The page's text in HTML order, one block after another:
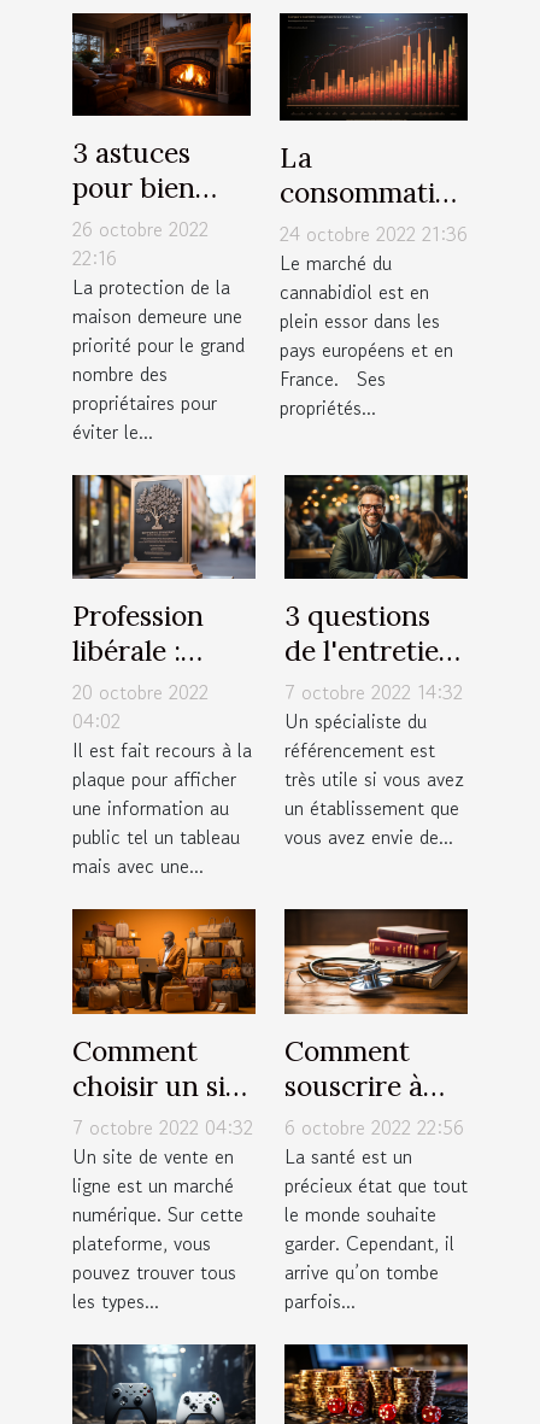
3 astuces
pour bien
protéger
votre maison
26 octobre 2022
22:16
La protection de la
maison demeure une
priorité pour le grand
nombre des
propriétaires pour
éviter le...
La
consommation
de CBD Full
Spectrum
24 octobre 2022 21:36
Le marché du
cannabidiol est en
plein essor dans les
pays européens et en
France. Ses
propriétés...
Profession
libérale :
Afficher une
plaque
expressive!
20 octobre 2022
04:02
Il est fait recours à la
plaque pour afficher
une information au
public tel un tableau
mais avec une...
3 questions
de l'entretien
d'embauche
d'un
spécialiste
SEO
7 octobre 2022 14:32
Un spécialiste du
référencement est
très utile si vous avez
un établissement que
vous avez envie de...
Comment
choisir un site
de vente en
ligne ?
7 octobre 2022 04:32
Un site de vente en
ligne est un marché
numérique. Sur cette
plateforme, vous
pouvez trouver tous
les types...
Comment
souscrire à
une bonne
assurance
santé ?
6 octobre 2022 22:56
La santé est un
précieux état que tout
le monde souhaite
garder. Cependant, il
arrive qu’on tombe
parfois...